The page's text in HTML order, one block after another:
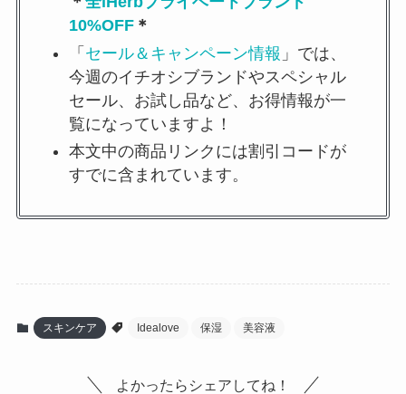
10%OFF＊
「 セール＆キャンペーン情報 」では、
今週のイチオシブランドやスペシャル
セール、お試し品など、お得情報が一
覧になっていますよ！
本文中の商品リンクには割引コードが
すでに含まれています。
スキンケア Idealove 保湿 美容液
よかったらシェアしてね！